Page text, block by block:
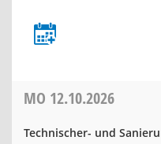
MO 12.10.2026
Technischer- und